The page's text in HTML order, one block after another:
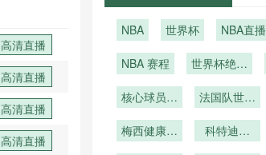
高清直播
高清直播
高清直播
高清直播
NBA 世界杯 NBA直播
NBA 赛程
世界杯绝杀
进球拯救球
核心球员健
法国队世界
梅西健康关
科特迪瓦